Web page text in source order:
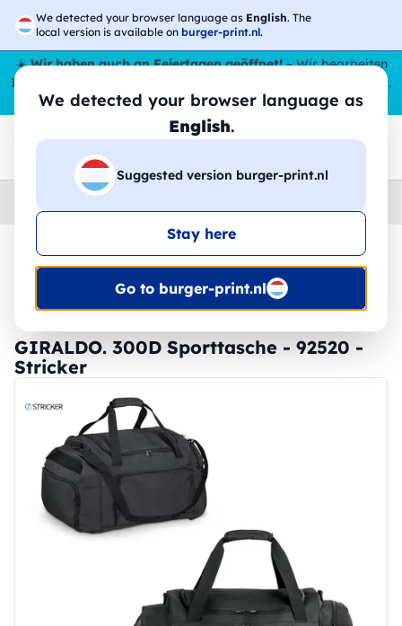
We detected your browser language as English. The
local version is available on burger-print.nl.
We detected your browser language as
English.
Suggested version burger-print.nl
Stay here
Go to burger-print.nl
☀️Wir haben auch an Feiertagen geöffnet!– Wir bearbeiten
Ihre Bestellungen den ganzen Sommer über,
sogar im August.
😎🌴
Home
🔥 -30 % DTF-Druck
GIRALDO. 300D Sporttasche - 92520 -
Stricker